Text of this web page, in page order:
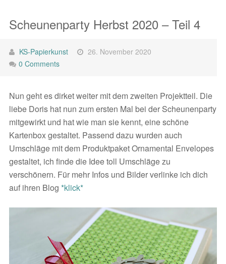
Scheunenparty Herbst 2020 – Teil 4
KS-Papierkunst
26. November 2020
0 Comments
Nun geht es dirket weiter mit dem zweiten Projektteil. Die
liebe Doris hat nun zum ersten Mal bei der Scheunenparty
mitgewirkt und hat wie man sie kennt, eine schöne
Kartenbox gestaltet. Passend dazu wurden auch
Umschläge mit dem Produktpaket Ornamental Envelopes
gestaltet, ich finde die Idee toll Umschläge zu
verschönern. Für mehr Infos und Bilder verlinke ich dich
auf ihren Blog *klick*